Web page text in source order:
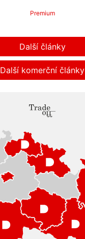
Premium
Další články
Další komerční články